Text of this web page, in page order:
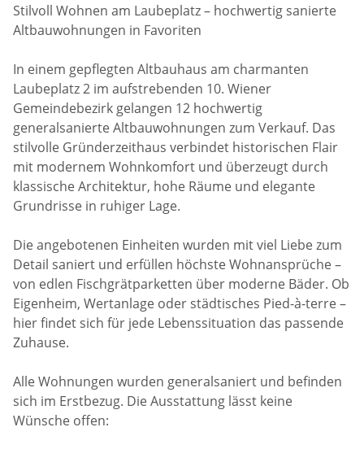
Stilvoll Wohnen am Laubeplatz – hochwertig sanierte
Altbauwohnungen in Favoriten
In einem gepflegten Altbauhaus am charmanten
Laubeplatz 2 im aufstrebenden 10. Wiener
Gemeindebezirk gelangen 12 hochwertig
generalsanierte Altbauwohnungen zum Verkauf. Das
stilvolle Gründerzeithaus verbindet historischen Flair
mit modernem Wohnkomfort und überzeugt durch
klassische Architektur, hohe Räume und elegante
Grundrisse in ruhiger Lage.
Die angebotenen Einheiten wurden mit viel Liebe zum
Detail saniert und erfüllen höchste Wohnansprüche –
von edlen Fischgrätparketten über moderne Bäder. Ob
Eigenheim, Wertanlage oder städtisches Pied-à-terre –
hier findet sich für jede Lebenssituation das passende
Zuhause.
Alle Wohnungen wurden generalsaniert und befinden
sich im Erstbezug. Die Ausstattung lässt keine
Wünsche offen: